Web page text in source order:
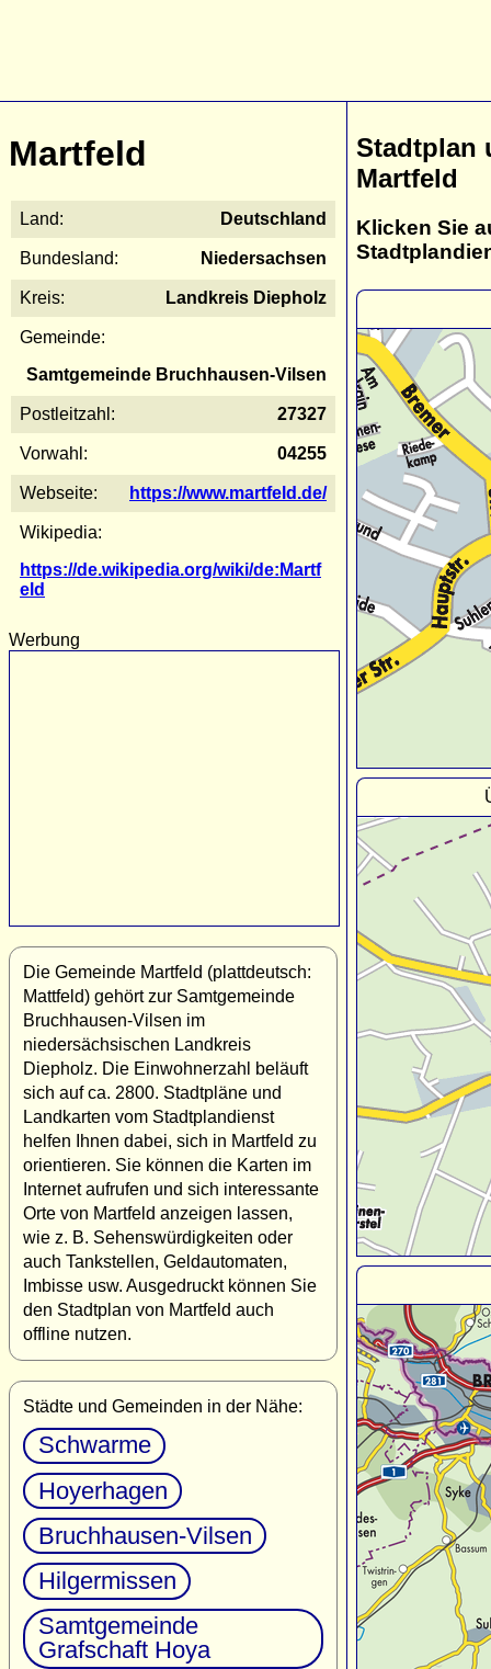
Martfeld
Land: Deutschland
Bundesland: Niedersachsen
Kreis: Landkreis Diepholz
Gemeinde:
Samtgemeinde Bruchhausen-Vilsen
Postleitzahl: 27327
Vorwahl: 04255
Webseite: https://www.martfeld.de/
Wikipedia:
https://de.wikipedia.org/wiki/de:Martf
eld
Werbung
Die Gemeinde Martfeld (plattdeutsch:
Mattfeld) gehört zur Samtgemeinde
Bruchhausen-Vilsen im
niedersächsischen Landkreis
Diepholz. Die Einwohnerzahl beläuft
sich auf ca. 2800. Stadtpläne und
Landkarten vom Stadtplandienst
helfen Ihnen dabei, sich in Martfeld zu
orientieren. Sie können die Karten im
Internet aufrufen und sich interessante
Orte von Martfeld anzeigen lassen,
wie z. B. Sehenswürdigkeiten oder
auch Tankstellen, Geldautomaten,
Imbisse usw. Ausgedruckt können Sie
den Stadtplan von Martfeld auch
offline nutzen.
Städte und Gemeinden in der Nähe:
Schwarme
Hoyerhagen
Bruchhausen-Vilsen
Hilgermissen
Samtgemeinde
Grafschaft Hoya
Stadtplan
Martfeld
Klicken Sie